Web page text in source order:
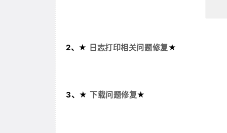
2、★ 日志打印相关问题修复★
3、★ 下载问题修复★